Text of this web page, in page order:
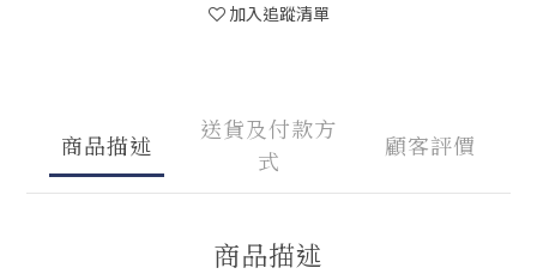
加入追蹤清單
商品描述
送貨及付款方
式
顧客評價
商品描述